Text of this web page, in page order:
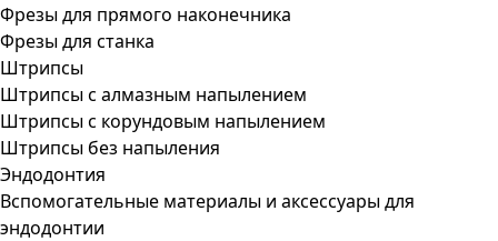
Фрезы для прямого наконечника
Фрезы для станка
Штрипсы
Штрипсы c алмазным напылением
Штрипсы c корундовым напылением
Штрипсы без напыления
Эндодонтия
Вспомогательные материалы и аксессуары для
эндодонтии